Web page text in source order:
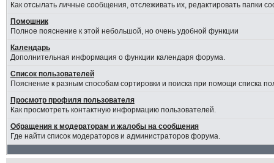
Как отсылать личные сообщения, отслеживать их, редактировать папки
Помошник
Полное пояснение к этой небольшой, но очень удобной функции
Календарь
Дополнительная информация о функции календаря форума.
Список пользователей
Пояснение к разным способам сортировки и поиска при помощи списка
Просмотр профиля пользователя
Как просмотреть контактную информацию пользователей.
Обращения к модераторам и жалобы на сообщения
Где найти список модераторов и администраторов форума.